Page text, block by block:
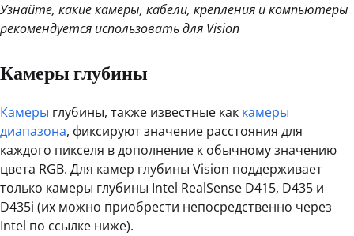
Узнайте, какие камеры, кабели, крепления и компьютеры
рекомендуется использовать для Vision
Камеры глубины
Камеры глубины, также известные как камеры
диапазона, фиксируют значение расстояния для
каждого пикселя в дополнение к обычному значению
цвета RGB. Для камер глубины Vision поддерживает
только камеры глубины Intel RealSense D415, D435 и
D435i (их можно приобрести непосредственно через
Intel по ссылке ниже).